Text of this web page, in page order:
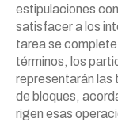
estipulaciones
satisfacer a los
tarea se
términos, los
representarán las
de bloques,
rigen esas